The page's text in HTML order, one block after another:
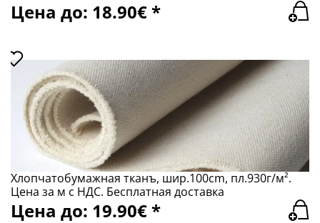
Цена до: 18.90€ *
Хлопчатобумажная тканъ, шир.100сm, пл.930г/м².
Цена за м с НДС. Бесплатная доставка
Цена до: 19.90€ *